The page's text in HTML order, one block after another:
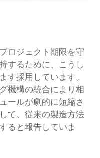
ロジェクト期限を守
するために、こうし
す採用しています。
機構の統合により相
ールが劇的に短縮さ
て、従来の製造方法
ると報告していま